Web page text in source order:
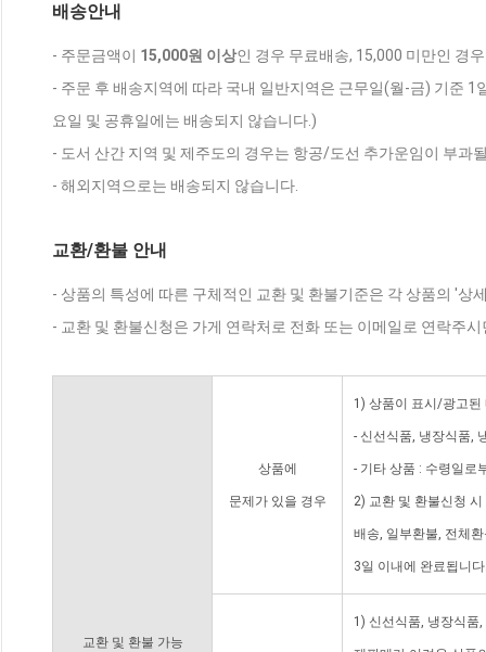
배송안내
- 주문금액이 15,000원 이상인 경우 무료배송, 15,000 미만인 경
- 주문 후 배송지역에 따라 국내 일반지역은 근무일(월-금) 기준
요일 및 공휴일에는 배송되지 않습니다.)
- 도서 산간 지역 및 제주도의 경우는 항공/도선 추가운임이 부과
- 해외지역으로는 배송되지 않습니다.
교환/환불 안내
- 상품의 특성에 따른 구체적인 교환 및 환불기준은 각 상품의 '상
- 교환 및 환불신청은 가게 연락처로 전화 또는 이메일로 연락주
교환 및 환불 가능
상품에
문제가 있을 경우
1) 상품이 표시/광고된
- 신선식품, 냉장식품,
- 기타 상품 : 수령일로
2) 교환 및 환불신청
배송, 일부환불, 전체
3일 이내에 완료됩니
1) 신선식품, 냉장식품